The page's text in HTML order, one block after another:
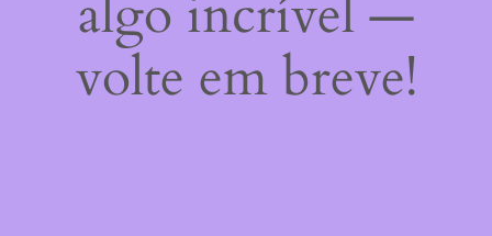
algo incrível —
volte em breve!